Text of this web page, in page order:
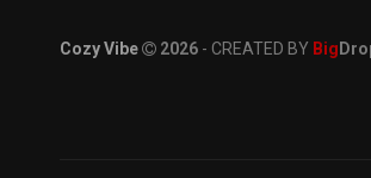
Cozy Vibe 2026 - CREATED BY Big